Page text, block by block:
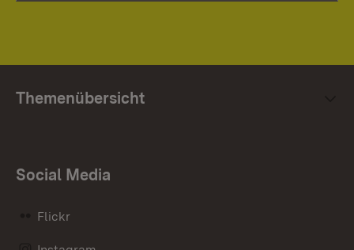
Themenübersicht
Social Media
Flickr